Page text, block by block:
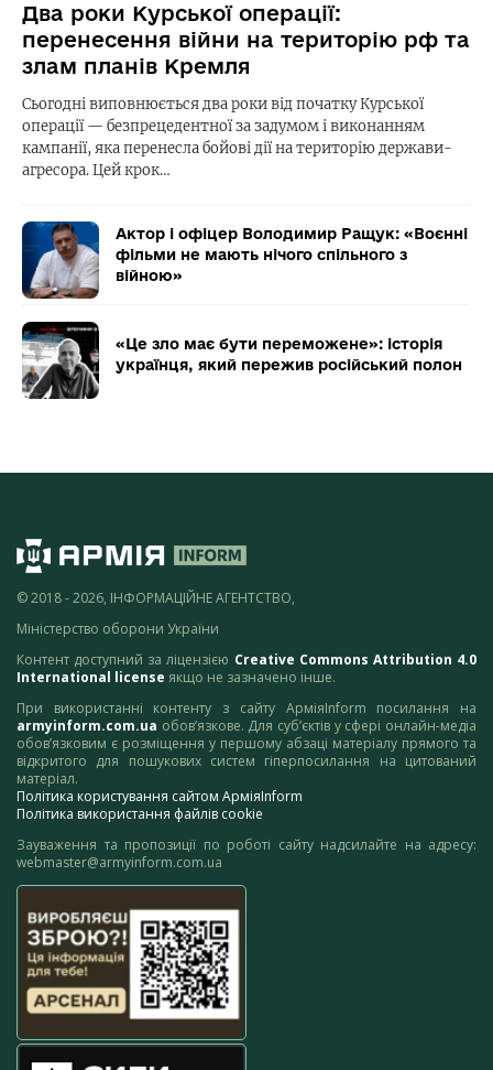
Два роки Курської операції:
перенесення війни на територію рф та
злам планів Кремля
Сьогодні виповнюється два роки від початку Курської
операції — безпрецедентної за задумом і виконанням
кампанії, яка перенесла бойові дії на територію держави-
агресора. Цей крок…
Актор і офіцер Володимир Ращук: «Воєнні
фільми не мають нічого спільного з
війною»
«Це зло має бути переможене»: історія
українця, який пережив російський полон
© 2018 - 2026, ІНФОРМАЦІЙНЕ АГЕНТСТВО,
Міністерство оборони України
Контент доступний за ліцензією Creative Commons Attribution 4.0
International license якщо не зазначено інше.
При використанні контенту з сайту АрміяInform посилання на
armyinform.com.ua обов’язкове. Для суб’єктів у сфері онлайн-медіа
обов’язковим є розміщення у першому абзаці матеріалу прямого та
відкритого для пошукових систем гіперпосилання на цитований
матеріал.
Політика користування сайтом АрміяInform
Політика використання файлів cookie
Зауваження та пропозиції по роботі сайту надсилайте на адресу:
webmaster@armyinform.com.ua